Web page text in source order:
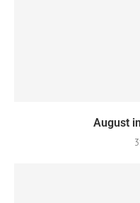
August